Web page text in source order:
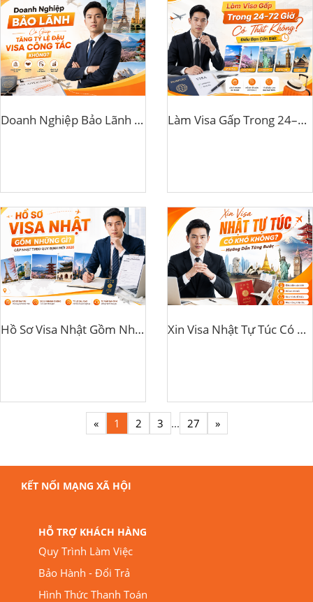
Doanh Nghiệp Bảo Lãnh Có Giúp Tăng Tỷ Lệ Đậu Visa Công Tác Không? Làm Visa Gấp Trong 24–72 Giờ Có Thật Không? Điều Bạn Cần Biết
Hồ Sơ Visa Nhật Gồm Những Gì? Cập Nhật Theo Quy Định Mới 2026 Xin Visa Nhật Tự Túc Có Khó Không? Hướng Dẫn Từng Bước
« 1 2 3 ... 27 »
KẾT NỐI MẠNG XÃ HỘI
HỖ TRỢ KHÁCH HÀNG
Quy Trình Làm Việc
Bảo Hành - Đổi Trả
Hình Thức Thanh Toán